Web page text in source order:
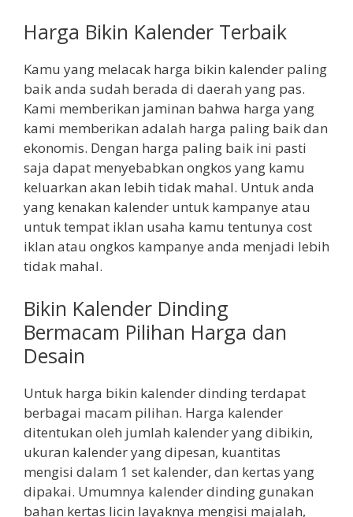
Harga Bikin Kalender Terbaik
Kamu yang melacak harga bikin kalender paling
baik anda sudah berada di daerah yang pas.
Kami memberikan jaminan bahwa harga yang
kami memberikan adalah harga paling baik dan
ekonomis. Dengan harga paling baik ini pasti
saja dapat menyebabkan ongkos yang kamu
keluarkan akan lebih tidak mahal. Untuk anda
yang kenakan kalender untuk kampanye atau
untuk tempat iklan usaha kamu tentunya cost
iklan atau ongkos kampanye anda menjadi lebih
tidak mahal.
Bikin Kalender Dinding
Bermacam Pilihan Harga dan
Desain
Untuk harga bikin kalender dinding terdapat
berbagai macam pilihan. Harga kalender
ditentukan oleh jumlah kalender yang dibikin,
ukuran kalender yang dipesan, kuantitas
mengisi dalam 1 set kalender, dan kertas yang
dipakai. Umumnya kalender dinding gunakan
bahan kertas licin layaknya mengisi majalah,